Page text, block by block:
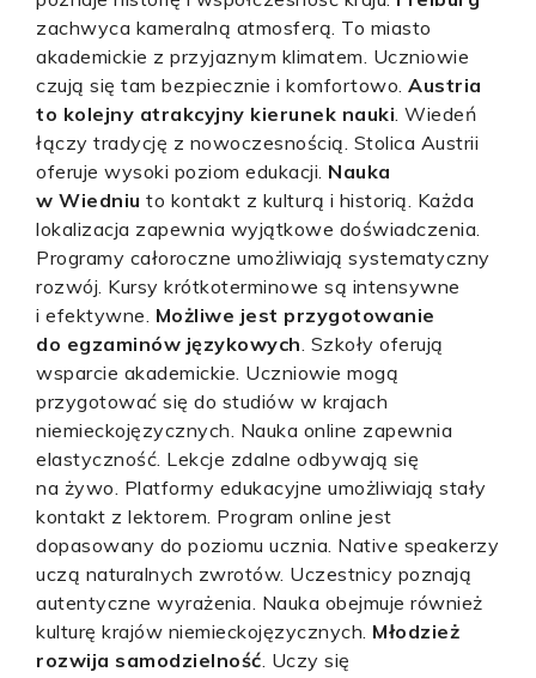
zachwyca kameralną atmosferą. To miasto
akademickie z przyjaznym klimatem. Uczniowie
czują się tam bezpiecznie i komfortowo. Austria
to kolejny atrakcyjny kierunek nauki. Wiedeń
łączy tradycję z nowoczesnością. Stolica Austrii
oferuje wysoki poziom edukacji. Nauka
w Wiedniu to kontakt z kulturą i historią. Każda
lokalizacja zapewnia wyjątkowe doświadczenia.
Programy całoroczne umożliwiają systematyczny
rozwój. Kursy krótkoterminowe są intensywne
i efektywne. Możliwe jest przygotowanie
do egzaminów językowych. Szkoły oferują
wsparcie akademickie. Uczniowie mogą
przygotować się do studiów w krajach
niemieckojęzycznych. Nauka online zapewnia
elastyczność. Lekcje zdalne odbywają się
na żywo. Platformy edukacyjne umożliwiają stały
kontakt z lektorem. Program online jest
dopasowany do poziomu ucznia. Native speakerzy
uczą naturalnych zwrotów. Uczestnicy poznają
autentyczne wyrażenia. Nauka obejmuje również
kulturę krajów niemieckojęzycznych. Młodzież
rozwija samodzielność. Uczy się